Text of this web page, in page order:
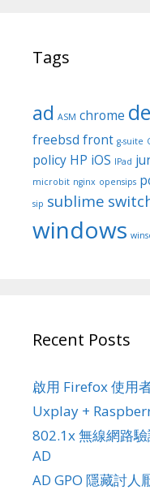
Tags
ad ASM chrome
freebsd front g-suite
policy HP iOS IPad
microbit nginx opensips
sip sublime
windows
Recent Posts
啟用 Firefox 使用
Uxplay +
802.1x 無線網路
AD
AD GPO 隱藏討人